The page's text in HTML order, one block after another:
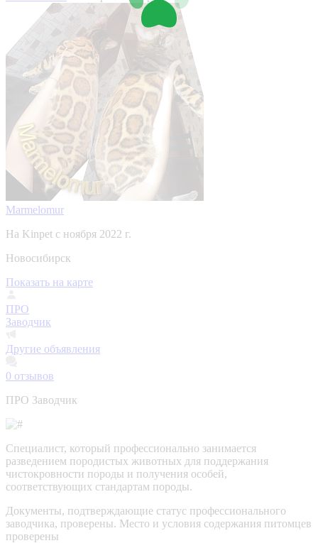
Marmelomur
На Kinpet c ноября 2022 г.
Новосибирск
Показать на карте
ПРО
Заводчик
Другие объявления
0 отзывов
ПРО Заводчик
Специалист, который профессионально занимается
разведением породистых животных для поддержания
чистокровности породы и получения особей,
соответствующих стандартам породы.
Документы, подтверждающие статус профессионального
заводчика, проверены. Место и условия содержания питомцев
проверены